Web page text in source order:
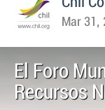
Mar 31,
El Foro
Recursos